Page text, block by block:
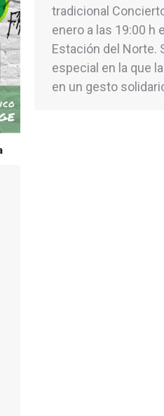
tradicional
enero a las 19:00 h
Estación del Norte.
especial en la que
en un gesto